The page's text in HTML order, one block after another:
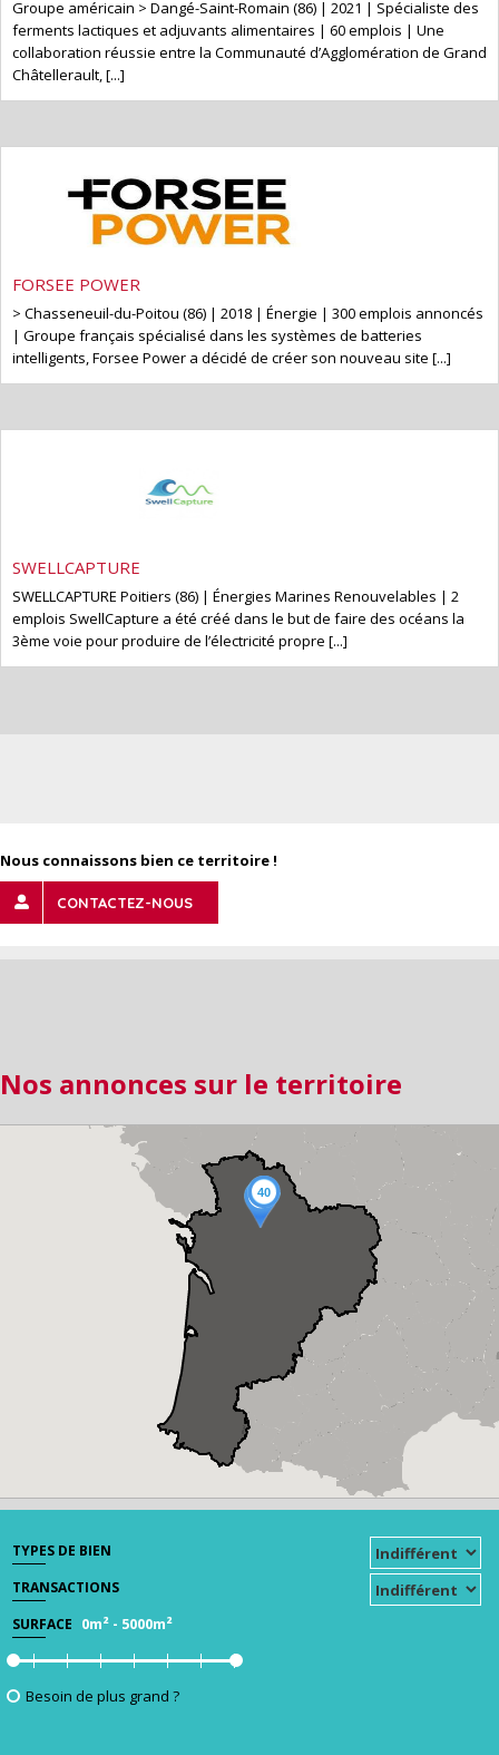
Groupe américain > Dangé-Saint-Romain (86) | 2021 | Spécialiste des
ferments lactiques et adjuvants alimentaires | 60 emplois | Une
collaboration réussie entre la Communauté d’Agglomération de Grand
Châtellerault, [...]
FORSEE POWER
> Chasseneuil-du-Poitou (86) | 2018 | Énergie | 300 emplois annoncés
| Groupe français spécialisé dans les systèmes de batteries
intelligents, Forsee Power a décidé de créer son nouveau site [...]
SWELLCAPTURE
SWELLCAPTURE Poitiers (86) | Énergies Marines Renouvelables | 2
emplois SwellCapture a été créé dans le but de faire des océans la
3ème voie pour produire de l’électricité propre [...]
Nous connaissons bien ce territoire !
CONTACTEZ-NOUS
Nos annonces sur le territoire
40
TYPES DE BIEN
TRANSACTIONS
SURFACE 0m² - 5000m²
Besoin de plus grand ?